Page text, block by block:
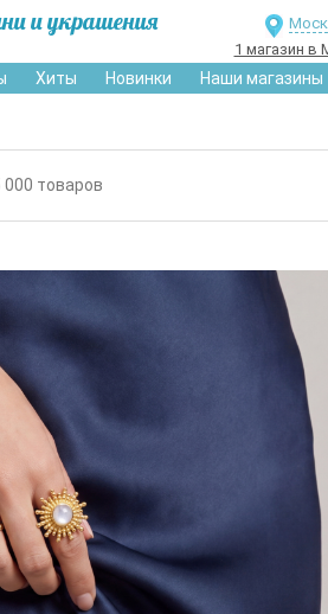
и украшения
1 магазин в
Хиты Новинки Наши магазины